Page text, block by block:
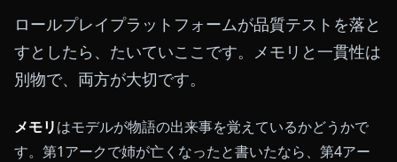
ロールプレイプラットフォームが品質テストを落と
すとしたら、たいていここです。メモリと一貫性は
別物で、両方が大切です。
メモリはモデルが物語の出来事を覚えているかどうかで
す。第1アークで姉が亡くなったと書いたなら、第4アー